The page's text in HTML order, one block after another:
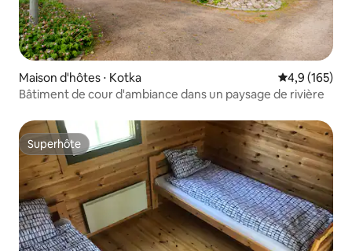
Maison d'hôtes ⋅ Kotka Évaluation
4,9 (165)
Bâtiment de cour d'ambiance dans un paysage de rivière
Superhôte
Superhôte